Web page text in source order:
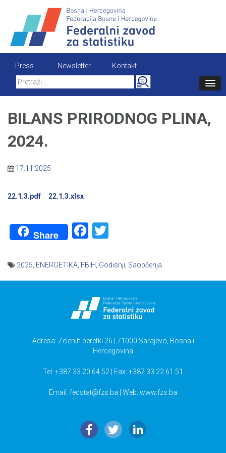
content
Press Newsletter
Kontakt
Search
for:
BILANS PRIRODNOG PLINA,
2024.
17.11.2025
22.1.3.pdf 22.1.3.xlsx
Share Facebook
2025 ENERGETIKA FBiH Godisnji Saopćenja
Adresa: Zelenih beretki 26 | 71000 Sarajevo, Bosna i
Hercegovina
Tel: +387 33 20 64 52 | Fax: +387 33 22 61 51
Email: fedstat@fzs.ba | Web: www.fzs.ba